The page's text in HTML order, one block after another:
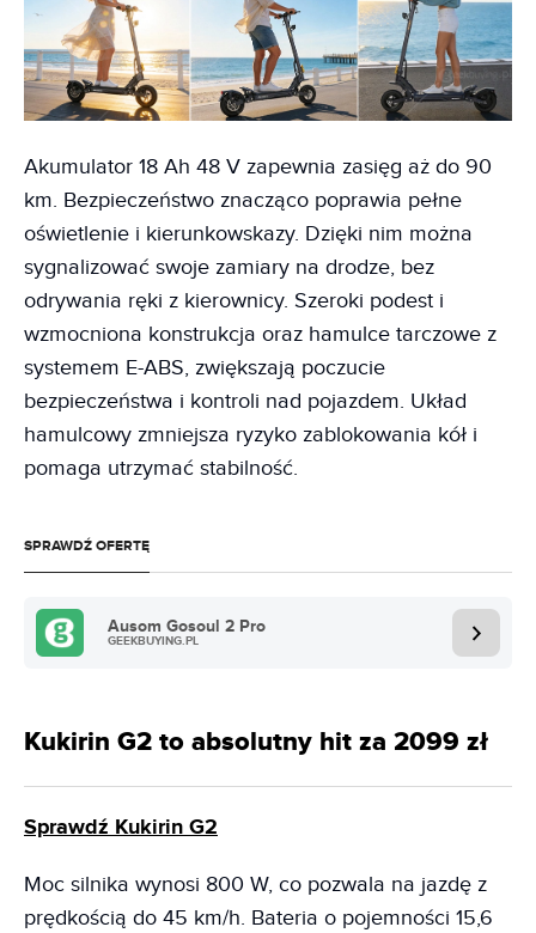
Akumulator 18 Ah 48 V zapewnia zasięg aż do 90
km. Bezpieczeństwo znacząco poprawia pełne
oświetlenie i kierunkowskazy. Dzięki nim można
sygnalizować swoje zamiary na drodze, bez
odrywania ręki z kierownicy. Szeroki podest i
wzmocniona konstrukcja oraz hamulce tarczowe z
systemem E-ABS, zwiększają poczucie
bezpieczeństwa i kontroli nad pojazdem. Układ
hamulcowy zmniejsza ryzyko zablokowania kół i
pomaga utrzymać stabilność.
SPRAWDŹ OFERTĘ
Ausom Gosoul 2 Pro
GEEKBUYING.PL
Kukirin G2 to absolutny hit za 2099 zł
Sprawdź Kukirin G2
Moc silnika wynosi 800 W, co pozwala na jazdę z
prędkością do 45 km/h. Bateria o pojemności 15,6